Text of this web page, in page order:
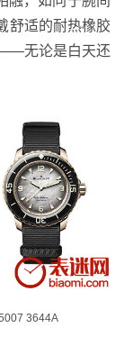
舒适的耐热橡胶
无论是白天还
3644A